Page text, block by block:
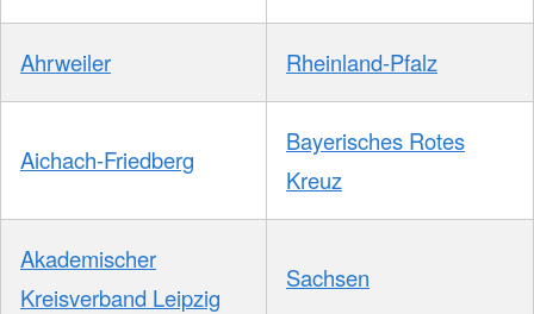
Ahrweiler Rheinland-Pfalz
Aichach-Friedberg
Bayerisches Rotes
Kreuz
Akademischer
Kreisverband Leipzig
Sachsen